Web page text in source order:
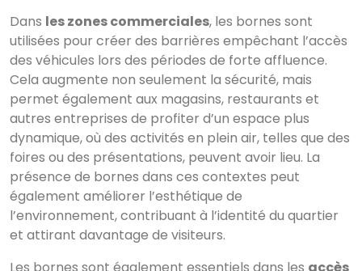
Dans les zones commerciales, les bornes sont
utilisées pour créer des barrières empêchant l’accès
des véhicules lors des périodes de forte affluence.
Cela augmente non seulement la sécurité, mais
permet également aux magasins, restaurants et
autres entreprises de profiter d’un espace plus
dynamique, où des activités en plein air, telles que des
foires ou des présentations, peuvent avoir lieu. La
présence de bornes dans ces contextes peut
également améliorer l’esthétique de
l’environnement, contribuant à l’identité du quartier
et attirant davantage de visiteurs.